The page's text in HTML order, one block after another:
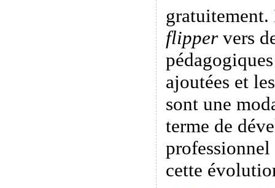
flippervers
ajoutées et
sont une
terme de
professionnel
cette